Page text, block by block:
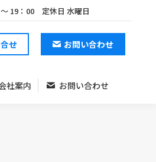
19：00 定休日 水曜日
せ お問い合わせ
社案内 お問い合わせ
社案内 お問い合わせ